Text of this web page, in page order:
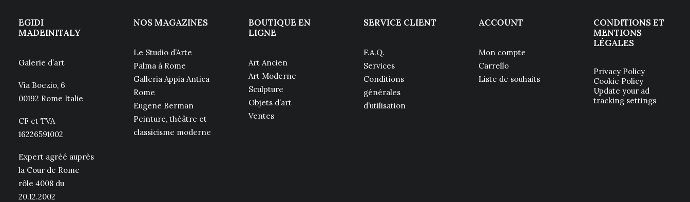
EGIDI
MADEINITALY
Galerie d’art
Via Boezio, 6
00192 Rome Italie
CF et TVA
16226591002
Expert agréé auprès
la Cour de Rome
rôle 4008 du
20.12.2002
NOS MAGAZINES
Le Studio d’Arte
Palma à Rome
Galleria Appia Antica
Rome
Eugene Berman
Peinture, théâtre et
classicisme moderne
BOUTIQUE EN
LIGNE
Art Ancien
Art Moderne
Sculpture
Objets d’art
Ventes
SERVICE CLIENT
F.A.Q.
Services
Conditions
générales
d’utilisation
ACCOUNT
Mon compte
Carrello
Liste de souhaits
CONDITIONS ET
MENTIONS
LÉGALES
Privacy Policy
Cookie Policy
Update your ad
tracking settings